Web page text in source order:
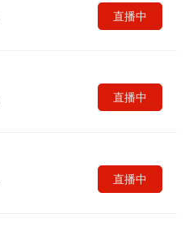
直播中
直播中
直播中